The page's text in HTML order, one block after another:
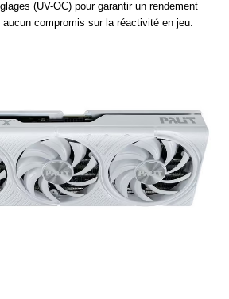
(UV-OC) pour garantir un rendement
compromis sur la réactivité en jeu.